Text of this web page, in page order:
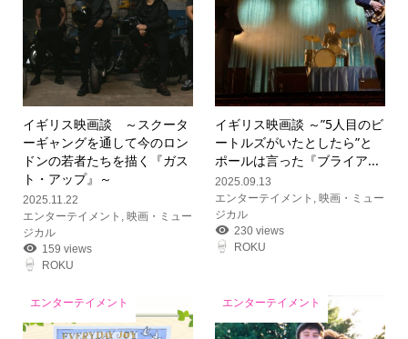
イギリス映画談 ～スクータ
ーギャングを通して今のロン
ドンの若者たちを描く『ガス
ト・アップ』～
2025.11.22
エンターテイメント , 映画・ミュー
ジカル
159 views
ROKU
イギリス映画談 ～”5人目のビ
ートルズがいたとしたら”と
ポールは言った『ブライア...
2025.09.13
エンターテイメント , 映画・ミュー
ジカル
230 views
ROKU
エンターテイメント エンターテイメント